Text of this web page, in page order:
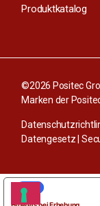
Produktkatalog
©2026 Positec
Marken der
Datengesetz|
Hinweis bei Erhebung